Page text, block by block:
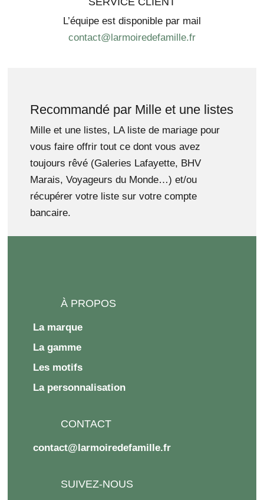
L’équipe est disponible par mail
contact@larmoiredefamille.fr
Recommandé par Mille et une listes
Mille et une listes, LA liste de mariage pour
vous faire offrir tout ce dont vous avez
toujours rêvé (Galeries Lafayette, BHV
Marais, Voyageurs du Monde…) et/ou
récupérer votre liste sur votre compte
bancaire.
À PROPOS
La marque
La gamme
Les motifs
La personnalisation
CONTACT
contact@larmoiredefamille.fr
SUIVEZ-NOUS